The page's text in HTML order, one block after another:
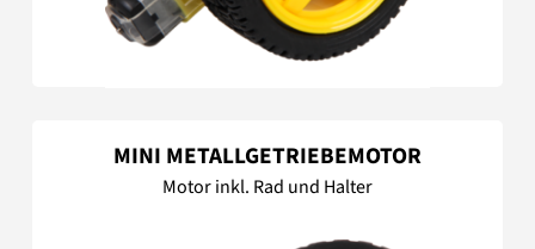
MINI METALLGETRIEBEMOTOR
Motor inkl. Rad und Halter